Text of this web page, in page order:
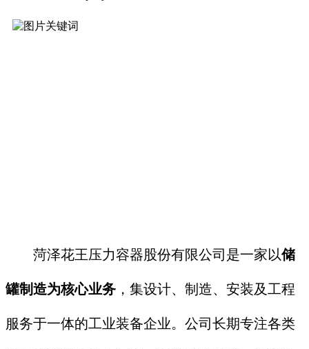
菏泽花王压力容器股份有限公司是一家以储
罐制造为核心业务 ，集设计、制造、安装及工程
服务于一体的工业装备企业。公司长期专注各类